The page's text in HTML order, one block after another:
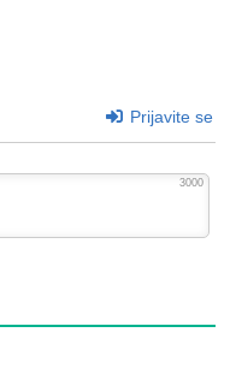
Prijavite se
3000